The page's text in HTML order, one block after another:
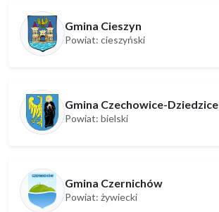
Gmina Cieszyn
Powiat: cieszyński
Gmina Czechowice-Dziedzice
Powiat: bielski
Gmina Czernichów
Powiat: żywiecki